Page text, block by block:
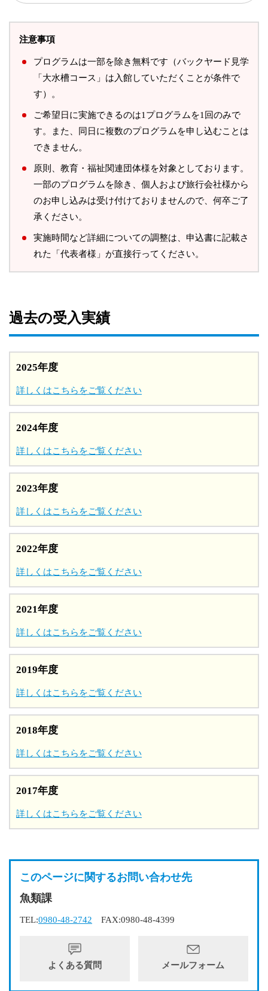
注意事項
プログラムは一部を除き無料です（バックヤード見学
「大水槽コース」は入館していただくことが条件で
す）。
ご希望日に実施できるのは1プログラムを1回のみで
す。また、同日に複数のプログラムを申し込むことは
できません。
原則、教育・福祉関連団体様を対象としております。
一部のプログラムを除き、個人および旅行会社様から
のお申し込みは受け付けておりませんので、何卒ご了
承ください。
実施時間など詳細についての調整は、申込書に記載さ
れた「代表者様」が直接行ってください。
過去の受入実績
2025年度
詳しくはこちらをご覧ください
2024年度
詳しくはこちらをご覧ください
2023年度
詳しくはこちらをご覧ください
2022年度
詳しくはこちらをご覧ください
2021年度
詳しくはこちらをご覧ください
2019年度
詳しくはこちらをご覧ください
2018年度
詳しくはこちらをご覧ください
2017年度
詳しくはこちらをご覧ください
このページに関するお問い合わせ先
魚類課
TEL:0980-48-2742 FAX:0980-48-4399
よくある質問 メールフォーム